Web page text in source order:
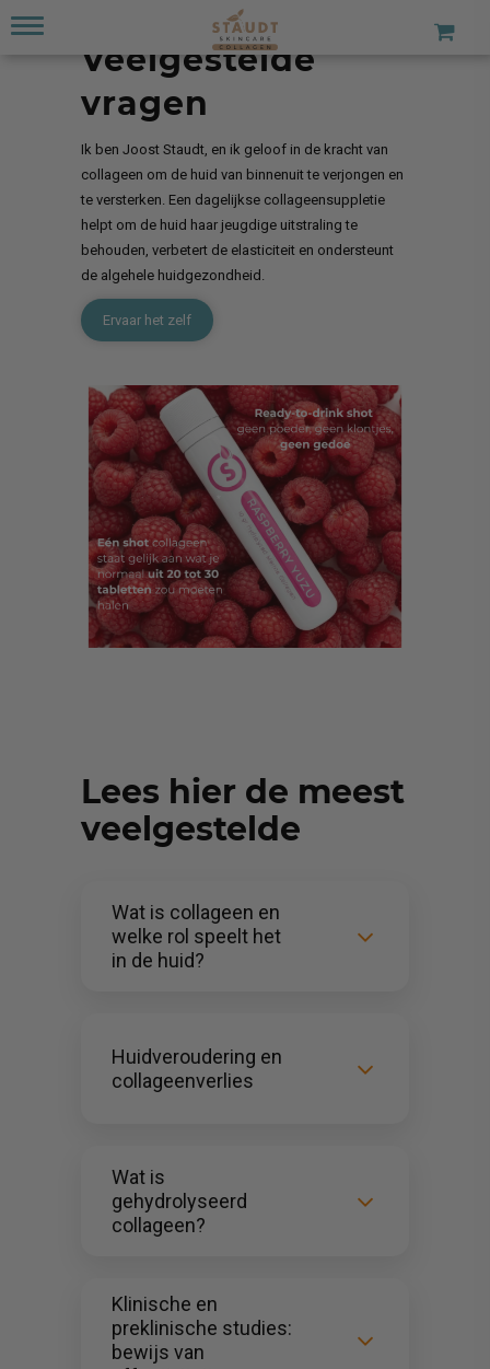
Veelgestelde
vragen
Ik ben Joost Staudt, en ik geloof in de kracht van
collageen om de huid van binnenuit te verjongen en
te versterken. Een dagelijkse collageensuppletie
helpt om de huid haar jeugdige uitstraling te
behouden, verbetert de elasticiteit en ondersteunt
de algehele huidgezondheid.
Ervaar het zelf
Lees hier de meest
veelgestelde
Wat is collageen en
welke rol speelt het
in de huid?
Huidveroudering en
collageenverlies
Wat is
gehydrolyseerd
collageen?
Klinische en
preklinische studies:
bewijs van